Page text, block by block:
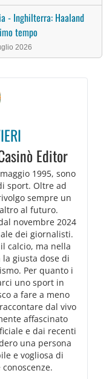
- Inghilterra: Haaland
tempo
2026
Editor
1995, sono
sport. Oltre ad
sempre un
al futuro.
novembre 2024
dei giornalisti.
calcio, ma nella
giusta dose di
Per quanto i
uno sport in
a fare a meno
dal vivo
affascinato
e dai recenti
una persona
e vogliosa di